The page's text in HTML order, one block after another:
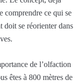
comprendre ce qui se
doit se réorienter dans
de l’olfaction
êtes à 800 mètres de